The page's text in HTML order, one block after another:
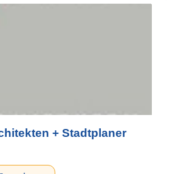
+ Stadtplaner